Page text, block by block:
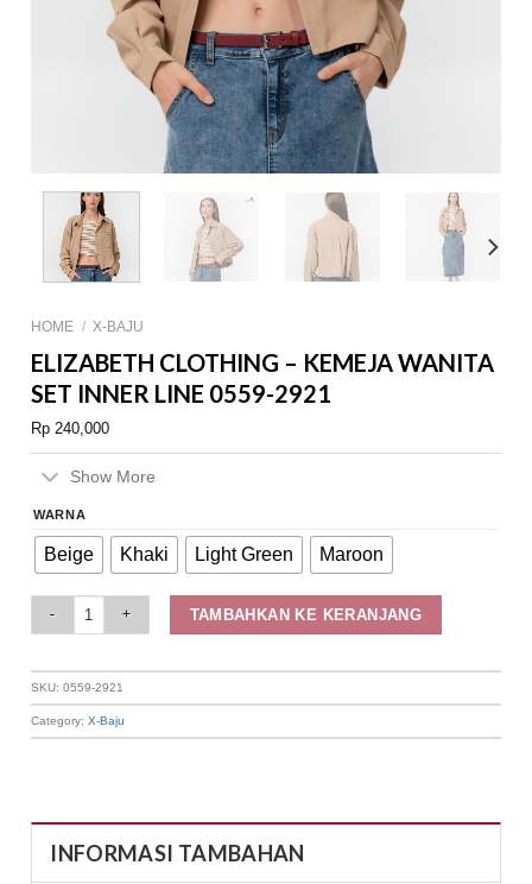
HOME / X-BAJU
ELIZABETH CLOTHING – KEMEJA WANITA
SET INNER LINE 0559-2921
Rp 240,000
Show More
WARNA
Beige Khaki Light Green Maroon
TAMBAHKAN KE KERANJANG
SKU:0559-2921
Category:X-Baju
INFORMASI TAMBAHAN